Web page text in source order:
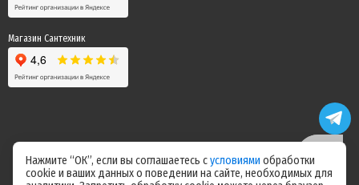
Магазин Сантехник
Цены на сайте не являются офертой! Актуальные цены уточняйте у
Нажмите “ОК”, если вы соглашаетесь сусловиями обработки
cookie и ваших данных о поведении на сайте, необходимых для